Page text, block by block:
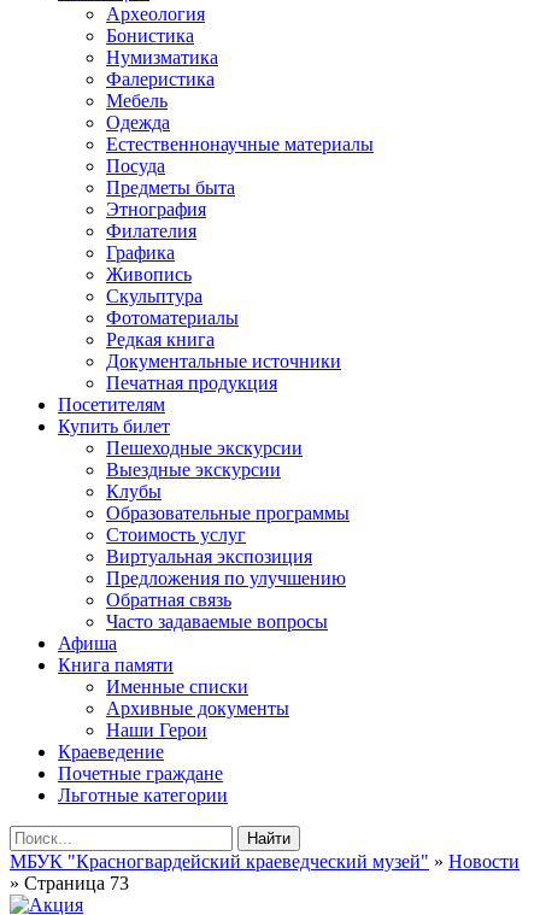
Археология
Бонистика
Нумизматика
Фалеристика
Мебель
Одежда
Естественнонаучные материалы
Посуда
Предметы быта
Этнография
Филателия
Графика
Живопись
Скульптура
Фотоматериалы
Редкая книга
Документальные источники
Печатная продукция
Посетителям
Купить билет
Пешеходные экскурсии
Выездные экскурсии
Клубы
Образовательные программы
Стоимость услуг
Виртуальная экспозиция
Предложения по улучшению
Обратная связь
Часто задаваемые вопросы
Афиша
Книга памяти
Именные списки
Архивные документы
Наши Герои
Краеведение
Почетные граждане
Льготные категории
Найти
МБУК "Красногвардейский краеведческий музей" » Новости
» Страница 73